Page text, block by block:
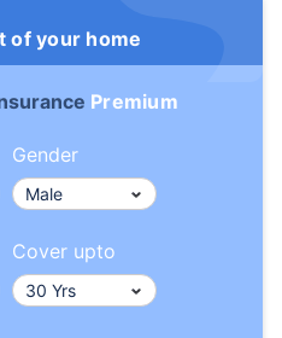
of your home
Premium
Gender
Cover upto